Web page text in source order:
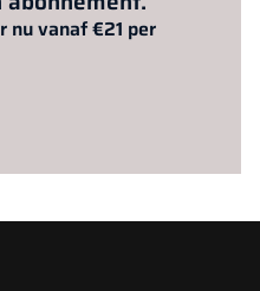
nu vanaf €21 per